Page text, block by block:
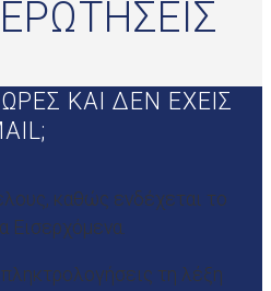
ΚΑΙ ΔΕΝ ΕΧΕΙΣ
καθώς ενδέχεται το
Εισερχόμενα.
τη λέξη